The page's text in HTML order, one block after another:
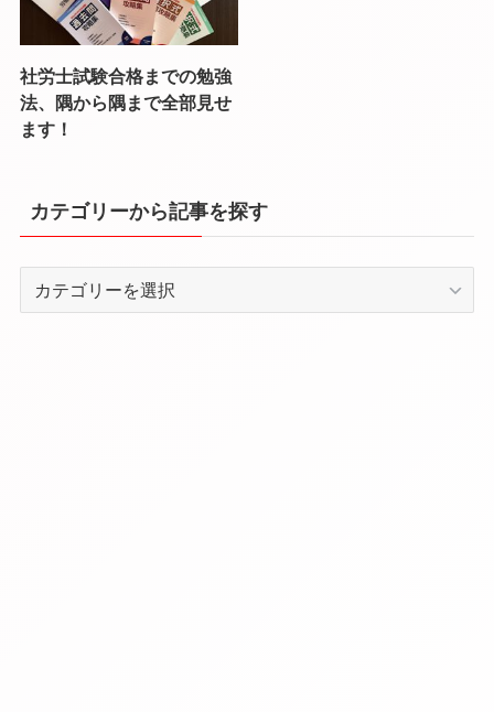
社労士試験合格までの勉強
法、隅から隅まで全部見せ
ます！
カテゴリーから記事を探す